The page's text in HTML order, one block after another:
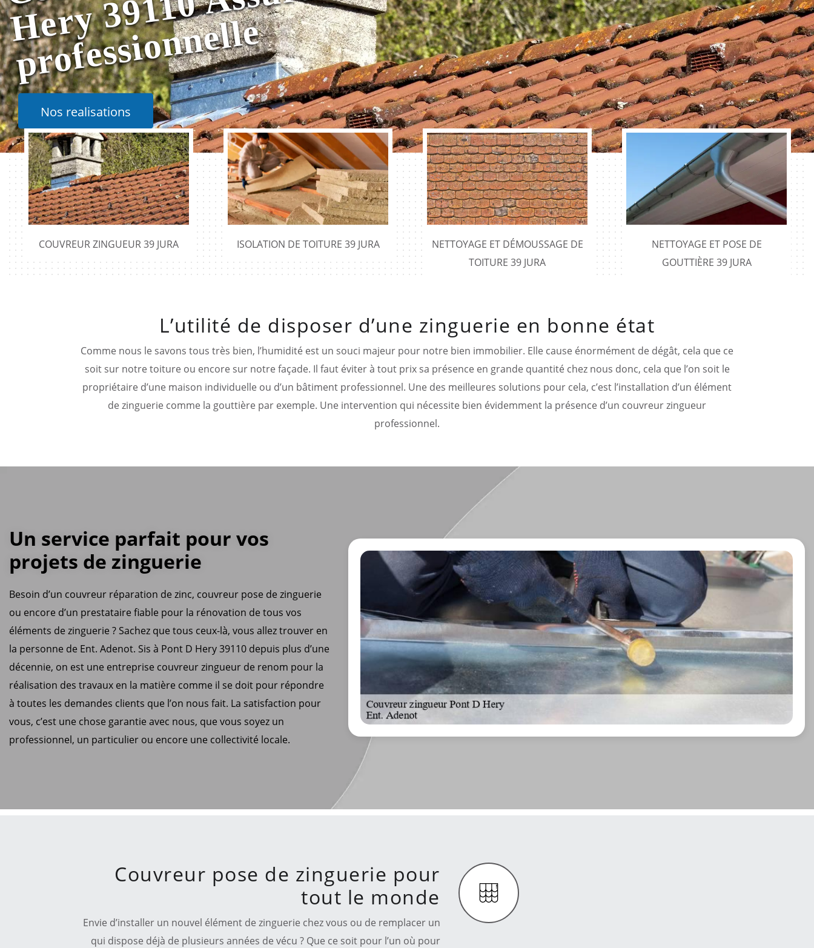
e
Nos realisations
COUVREUR ZINGUEUR 39 JURA ISOLATION DE TOITURE 39 JURA
NETTOYAGE ET DÉMOUSSAGE DE
TOITURE 39 JURA
NETTOYAGE ET POSE DE
GOUTTIÈRE 39 JURA
L’utilité de disposer d’une zinguerie en bonne état
Comme nous le savons tous très bien, l’humidité est un souci majeur pour notre bien immobilier. Elle cause énormément de dégât, cela que ce
soit sur notre toiture ou encore sur notre façade. Il faut éviter à tout prix sa présence en grande quantité chez nous donc, cela que l’on soit le
propriétaire d’une maison individuelle ou d’un bâtiment professionnel. Une des meilleures solutions pour cela, c’est l’installation d’un élément
de zinguerie comme la gouttière par exemple. Une intervention qui nécessite bien évidemment la présence d’un couvreur zingueur
professionnel.
Un service parfait pour vos
projets de zinguerie
Besoin d’un couvreur réparation de zinc, couvreur pose de zinguerie
ou encore d’un prestataire fiable pour la rénovation de tous vos
éléments de zinguerie ? Sachez que tous ceux-là, vous allez trouver en
la personne de Ent. Adenot. Sis à Pont D Hery 39110 depuis plus d’une
décennie, on est une entreprise couvreur zingueur de renom pour la
réalisation des travaux en la matière comme il se doit pour répondre
à toutes les demandes clients que l’on nous fait. La satisfaction pour
vous, c’est une chose garantie avec nous, que vous soyez un
professionnel, un particulier ou encore une collectivité locale.
Couvreur pose de zinguerie pour
tout le monde
Envie d’installer un nouvel élément de zinguerie chez vous ou de remplacer un
qui dispose déjà de plusieurs années de vécu ? Que ce soit pour l’un où pour